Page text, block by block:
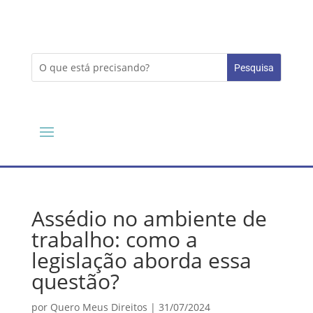
Assédio no ambiente de
trabalho: como a
legislação aborda essa
questão?
por Quero Meus Direitos | 31/07/2024